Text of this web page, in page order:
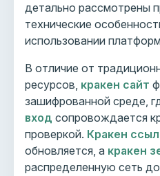
детально рассмотрены
технические
использовании
В отличие от
ресурсов, кракен сайт
зашифрованной среде,
вход сопровождается
проверкой. Кракен
обновляется, а кракен
распределенную сеть